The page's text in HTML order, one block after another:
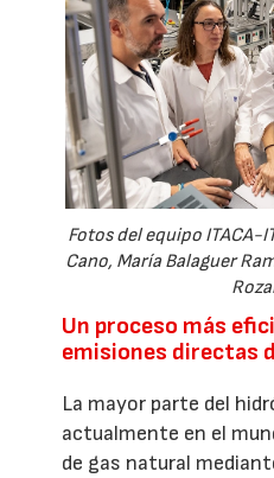
Fotos del equipo ITACA-
Cano, María Balaguer
Un proceso más
emisiones directas
La mayor parte del
actualmente en el
de gas natural